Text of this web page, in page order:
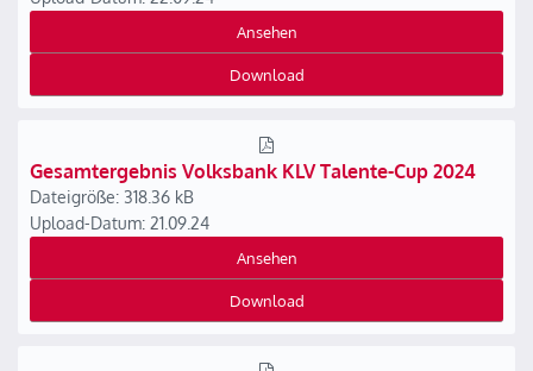
Ansehen
Download
Gesamtergebnis Volksbank KLV Talente-Cup 2024
Dateigröße: 318.36 kB
Upload-Datum: 21.09.24
Ansehen
Download